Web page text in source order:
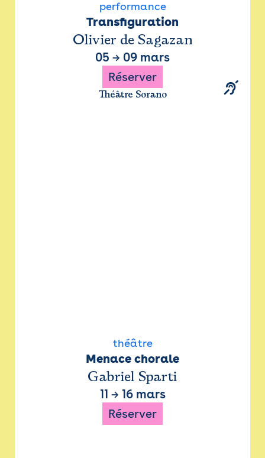
performance
Transfiguration
Olivier de Sagazan
05 → 09 mars
Réserver
Théâtre Sorano
théâtre
Menace chorale
Gabriel Sparti
11 → 16 mars
Réserver